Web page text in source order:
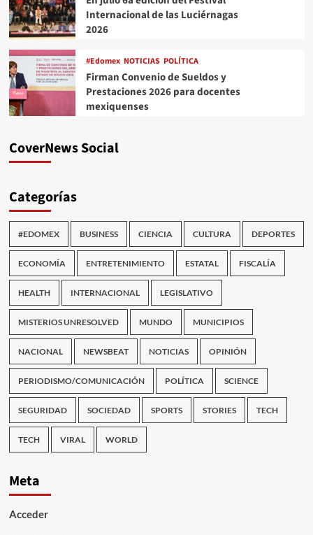
Internacional de las Luciérnagas
2026
#Edomex NOTICIAS POLÍTICA
Firman Convenio de Sueldos y
Prestaciones 2026 para docentes
mexiquenses
CoverNews Social
Categorías
#EDOMEX BUSINESS CIENCIA CULTURA DEPORTES
ECONOMÍA ENTRETENIMIENTO ESTATAL FISCALÍA
HEALTH INTERNACIONAL LEGISLATIVO
MISTERIOS UNRESOLVED MUNDO MUNICIPIOS
NACIONAL NEWSBEAT NOTICIAS OPINIÓN
PERIODISMO/COMUNICACIÓN POLÍTICA SCIENCE
SEGURIDAD SOCIEDAD SPORTS STORIES TECH
TECH VIRAL WORLD
Meta
Acceder